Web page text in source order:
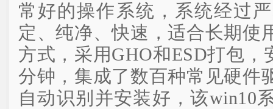
常好的操作系统，系统经过
定、纯净、快速，适合长期使
方式，采用GHO和ESD打包，
分钟，集成了数百种常见硬件
自动识别并安装好，该win10